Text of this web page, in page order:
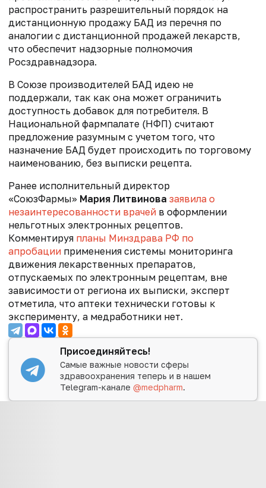
распространить разрешительный порядок на
дистанционную продажу БАД из перечня по
аналогии с дистанционной продажей лекарств,
что обеспечит надзорные полномочия
Росздравнадзора.
В Союзе производителей БАД идею не
поддержали, так как она может ограничить
доступность добавок для потребителя. В
Национальной фармпалате (НФП) считают
предложение разумным с учетом того, что
назначение БАД будет происходить по торговому
наименованию, без выписки рецепта.
Ранее исполнительный директор
«СоюзФармы» Мария Литвинова заявила о
незаинтересованности врачей в оформлении
нельготных электронных рецептов.
Комментируя планы Минздрава РФ по
апробации применения системы мониторинга
движения лекарственных препаратов,
отпускаемых по электронным рецептам, вне
зависимости от региона их выписки, эксперт
отметила, что аптеки технически готовы к
эксперименту, а медработники нет.
Присоединяйтесь!
Самые важные новости сферы
здравоохранения теперь и в нашем
Telegram-канале@medpharm.